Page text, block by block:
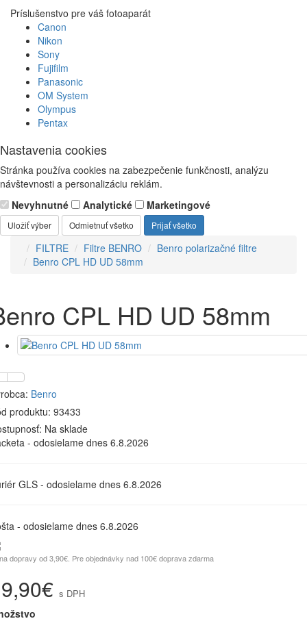
Príslušenstvo pre váš fotoaparát
Canon
Nikon
Sony
Fujifilm
Panasonic
OM System
Olympus
Pentax
Nastavenia cookies
Stránka používa cookies na zabezpečenie funkčnosti, analýzu
návštevnosti a personalizáciu reklám.
Nevyhnutné
Analytické Marketingové
Uložiť výber Odmietnuť všetko Prijať všetko
FILTRE Filtre BENRO
Benro polarizačné filtre
Benro CPL HD UD 58mm
CPL HD UD 58mm
Benro
produktu: 93433
Na sklade
- odosielame dnes 6.8.2026
GLS - odosielame dnes 6.8.2026
- odosielame dnes 6.8.2026
dopravy od 3,90€. Pre objednávky nad 100€ doprava zdarma
s DPH